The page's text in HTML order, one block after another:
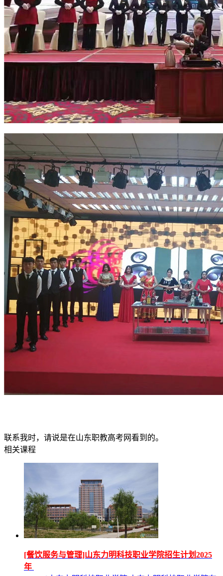
联系我时，请说是在山东职教高考网看到的。
相关课程
[餐饮服务与管理]山东力明科技职业学院招生计划2025
年